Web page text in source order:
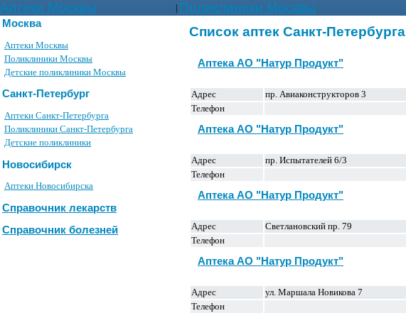
Аптеки Москвы | Поликлиники Москвы
Москва
Аптеки Москвы
Поликлиники Москвы
Детские поликлиники Москвы
Санкт-Петербург
Аптеки Санкт-Петербурга
Поликлиники Санкт-Петербурга
Детские поликлиники
Новосибирск
Аптеки Новосибирска
Справочник лекарств
Справочник болезней
Список аптек Санкт-Петербурга
Аптека АО "Натур Продукт"
Адрес
пр. Авиаконструкторов 3
Телефон
Аптека АО "Натур Продукт"
Адрес
пр. Испытателей 6/3
Телефон
Аптека АО "Натур Продукт"
Адрес
Светлановский пр. 79
Телефон
Аптека АО "Натур Продукт"
Адрес
ул. Маршала Новикова 7
Телефон